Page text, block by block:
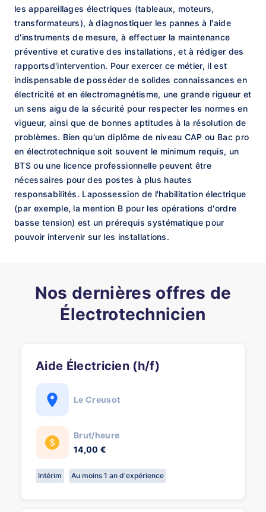
les appareillages électriques (tableaux, moteurs,
transformateurs), à diagnostiquer les pannes à l'aide
d'instruments de mesure, à effectuer la maintenance
préventive et curative des installations, et à rédiger des
rapportsd'intervention. Pour exercer ce métier, il est
indispensable de posséder de solides connaissances en
électricité et en électromagnétisme, une grande rigueur et
un sens aigu de la sécurité pour respecter les normes en
vigueur, ainsi que de bonnes aptitudes à la résolution de
problèmes. Bien qu'un diplôme de niveau CAP ou Bac pro
en électrotechnique soit souvent le minimum requis, un
BTS ou une licence professionnelle peuvent être
nécessaires pour des postes à plus hautes
responsabilités. Lapossession de l'habilitation électrique
(par exemple, la mention B pour les opérations d'ordre
basse tension) est un prérequis systématique pour
pouvoir intervenir sur les installations.
Nos dernières offres de
Électrotechnicien
Aide Électricien (h/f)
Le Creusot
Brut/heure
14,00 €
Intérim Au moins 1 an d'expérience